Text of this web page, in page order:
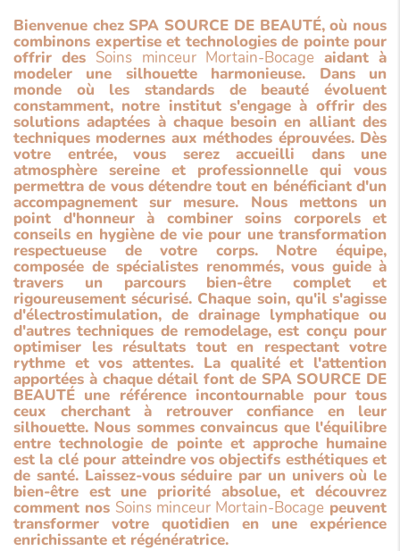
Bienvenue chez SPA SOURCE DE BEAUTÉ, où nous
combinons expertiseet technologies de pointepour
offrir des Soins minceur Mortain-Bocage aidant à
modeler une silhouette harmonieuse. Dans un
monde où les standards de beauté évoluent
constamment, notre institut s'engage à offrir des
solutions adaptées à chaque besoin en alliant des
techniques modernes aux méthodes éprouvées. Dès
votre entrée, vous serez accueilli dans une
atmosphère sereine et professionnelle qui vous
permettra de vous détendre tout en bénéficiant d'un
accompagnement sur mesure. Nous mettons un
point d'honneur à combiner soins corporels et
conseils en hygiène de vie pour une transformation
respectueuse de votre corps. Notre équipe,
composée de spécialistes renommés, vous guide à
travers un parcours bien-être complet et
rigoureusement sécurisé. Chaque soin, qu'il s'agisse
d'électrostimulation, de drainage lymphatique ou
d'autres techniques de remodelage, est conçu pour
optimiser les résultats tout en respectant votre
rythme et vos attentes. La qualité et l'attention
apportées à chaque détail font de SPA SOURCE DE
BEAUTÉ une référence incontournable pour tous
ceux cherchant à retrouver confiance en leur
silhouette. Nous sommes convaincus que l'équilibre
entretechnologie de pointeet approche humaine
est la clé pour atteindre vos objectifs esthétiques et
de santé. Laissez-vous séduire par un univers où le
bien-être est une priorité absolue, et découvrez
comment nos Soins minceur Mortain-Bocage peuvent
transformer votre quotidien en une expérience
enrichissante et régénératrice.